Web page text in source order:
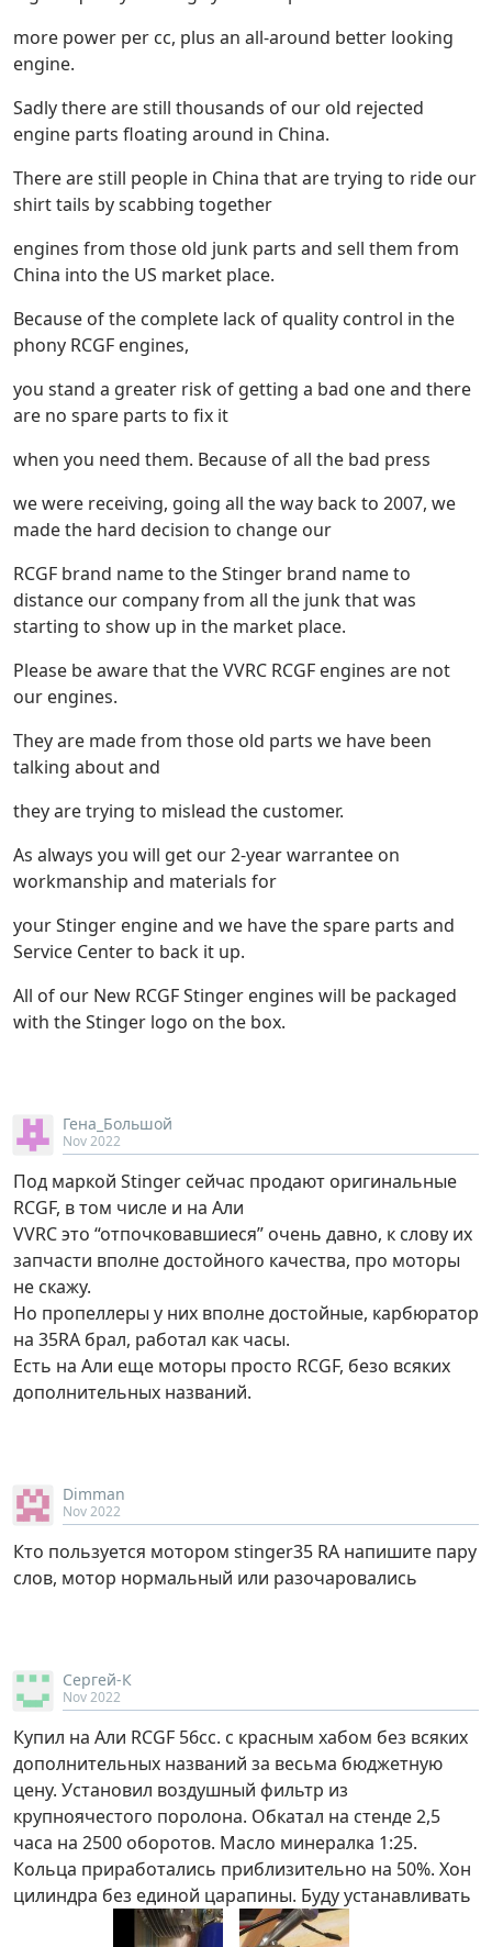
more power per cc, plus an all-around better looking
engine.
Sadly there are still thousands of our old rejected
engine parts floating around in China.
There are still people in China that are trying to ride our
shirt tails by scabbing together
engines from those old junk parts and sell them from
China into the US market place.
Because of the complete lack of quality control in the
phony RCGF engines,
you stand a greater risk of getting a bad one and there
are no spare parts to fix it
when you need them. Because of all the bad press
we were receiving, going all the way back to 2007, we
made the hard decision to change our
RCGF brand name to the Stinger brand name to
distance our company from all the junk that was
starting to show up in the market place.
Please be aware that the VVRC RCGF engines are not
our engines.
They are made from those old parts we have been
talking about and
they are trying to mislead the customer.
As always you will get our 2-year warrantee on
workmanship and materials for
your Stinger engine and we have the spare parts and
Service Center to back it up.
All of our New RCGF Stinger engines will be packaged
with the Stinger logo on the box.
Гена_Большой
Nov 2022
Под маркой Stinger сейчас продают оригинальные
RCGF, в том числе и на Али
VVRC это “отпочковавшиеся” очень давно, к слову их
запчасти вполне достойного качества, про моторы
не скажу.
Но пропеллеры у них вполне достойные, карбюратор
на 35RA брал, работал как часы.
Есть на Али еще моторы просто RCGF, безо всяких
дополнительных названий.
Dimman
Nov 2022
Кто пользуется мотором stinger35 RA напишите пару
слов, мотор нормальный или разочаровались
Сергей-К
Nov 2022
Купил на Али RCGF 56cc. с красным хабом без всяких
дополнительных названий за весьма бюджетную
цену. Установил воздушный фильтр из
крупноячестого поролона. Обкатал на стенде 2,5
часа на 2500 оборотов. Масло минералка 1:25.
Кольца приработались приблизительно на 50%. Хон
цилиндра без единой царапины. Буду устанавливать